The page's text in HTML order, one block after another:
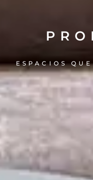
ESPACIOS